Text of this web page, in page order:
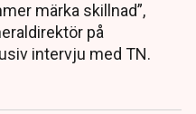
märka skillnad”,
på
intervju med TN.